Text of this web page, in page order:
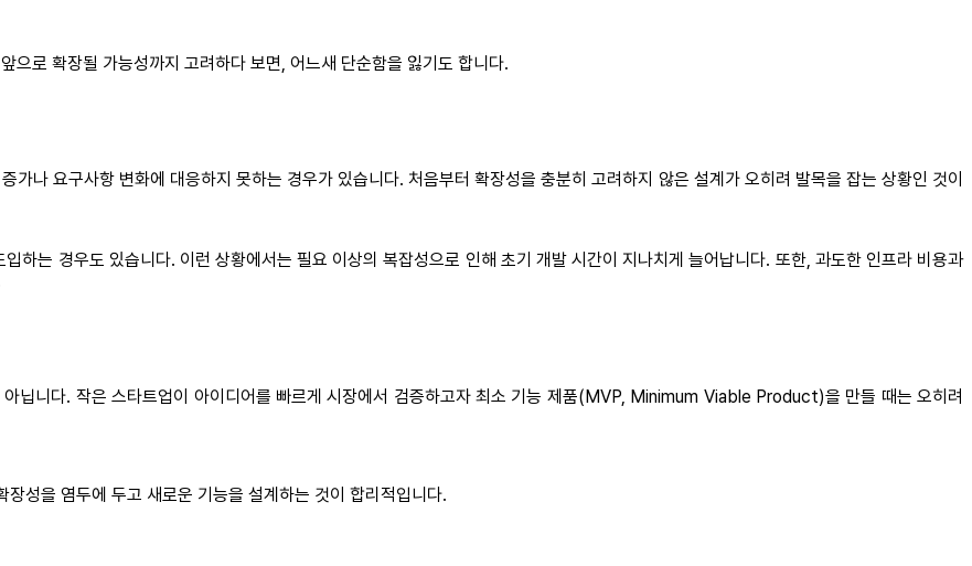
으로 확장될 가능성까지 고려하다 보면, 어느새 단순함을 잃기도 합니다.
나 요구사항 변화에 대응하지 못하는 경우가 있습니다. 처음부터 확장성을 충분히 고려하지 않은 설계가 오히려 발목을 잡는 상황인 것이
하는 경우도 있습니다. 이런 상황에서는 필요 이상의 복잡성으로 인해 초기 개발 시간이 지나치게 늘어납니다. 또한, 과도한 인프라 비용과
닙니다. 작은 스타트업이 아이디어를 빠르게 시장에서 검증하고자 최소 기능 제품(MVP, Minimum Viable Product)을 만들 때는 오히려
성을 염두에 두고 새로운 기능을 설계하는 것이 합리적입니다.